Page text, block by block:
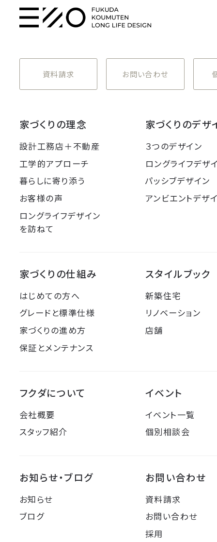
資料請求 お問い合わせ
家づくりの理念
設計工務店＋不動産
工学的アプローチ
暮らしに寄り添う
お客様の声
ロングライフデザイン
を訪ねて
家づくりのデザ
３つのデザイン
ロングライフデザ
パッシブデザイン
アンビエントデザ
家づくりの仕組み
はじめての方へ
グレードと標準仕様
家づくりの進め方
保証とメンテナンス
スタイルブック
新築住宅
リノベーション
店舗
フクダについて
会社概要
スタッフ紹介
イベント
イベント一覧
個別相談会
お知らせ・ブログ
お知らせ
ブログ
お問い合わせ
資料請求
お問い合わせ
採用